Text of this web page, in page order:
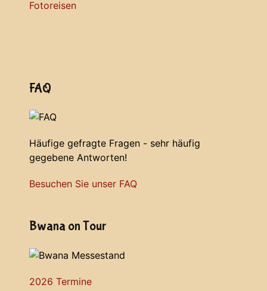
Fotoreisen
FAQ
Häufige gefragte Fragen - sehr häufig
gegebene Antworten!
Besuchen Sie unser FAQ
Bwana on Tour
2026 Termine